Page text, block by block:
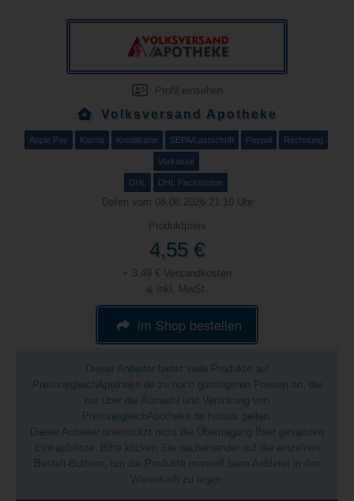
Profil einsehen
Volksversand Apotheke
Apple Pay Klarna Kreditkarte SEPA/Lastschrift Paypal Rechnung
Vorkasse
DHL DHL Packstation
Daten vom 08.08.2026 21:10 Uhr
Produktpreis
4,55 €
+ 3,49 € Versandkosten
& inkl. MwSt.
im Shop bestellen
Dieser Anbieter bietet viele Produkte auf
PreisvergleichApotheke.de zu noch günstigeren Preisen an, die
nur über die Auswahl und Verlinkung von
PreisvergleichApotheke.de heraus gelten.
Dieser Anbieter unterstützt nicht die Übertragung Ihrer gesamten
Einkaufsliste. Bitte klicken Sie nacheinander auf die einzelnen
Bestell-Buttons, um die Produkte manuell beim Anbieter in den
Warenkorb zu legen.